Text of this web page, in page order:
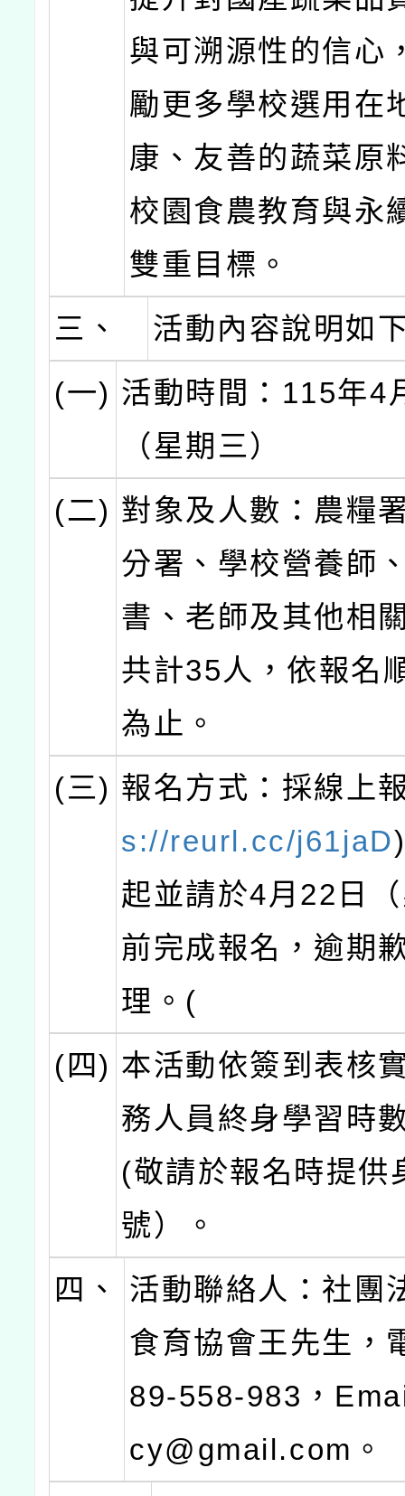
與可溯源性的信心
勵更多學校選用在
康、友善的蔬菜原
校園食農教育與永
雙重目標。
三、
活動內容說明如
(一) 活動時間：115年4
（星期三）
(二) 對象及人數：農糧
分署、學校營養師
書、老師及其他相
共計35人，依報名
為止。
(三) 報名方式：採線上
s://reurl.cc/j61jaD
起並請於4月22日
前完成報名，逾期
理。(
(四) 本活動依簽到表核
務人員終身學習時
(敬請於報名時提供
號）。
四、
活動聯絡人：社團
食育協會王先生，
89-558-983，
cy@gmail.com。